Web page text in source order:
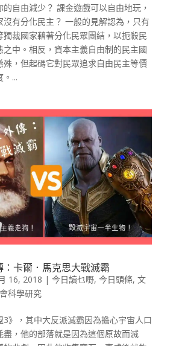
自由減少？ 課金遊戲可以自由地玩，
沒有分化民主？ 一般的見解認為，只有
獨裁國家藉著分化民眾團結，以扼殺民
之中。相反，資本主義自由制的民主國
殊，但起碼它對民眾追求自由民主等價
...
卡爾．馬克思大戰滅霸
16, 2018 | 今日讀乜嘢, 今日頭條, 文
科學研究
3》，其中大反派滅霸因為擔心宇宙人口
盡，他的部落就是因為這個原故而滅